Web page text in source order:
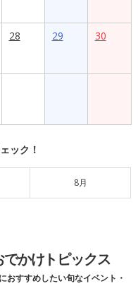
28 29 30
ック！
8月
かけトピックス
おすすめしたい旬なイベント・